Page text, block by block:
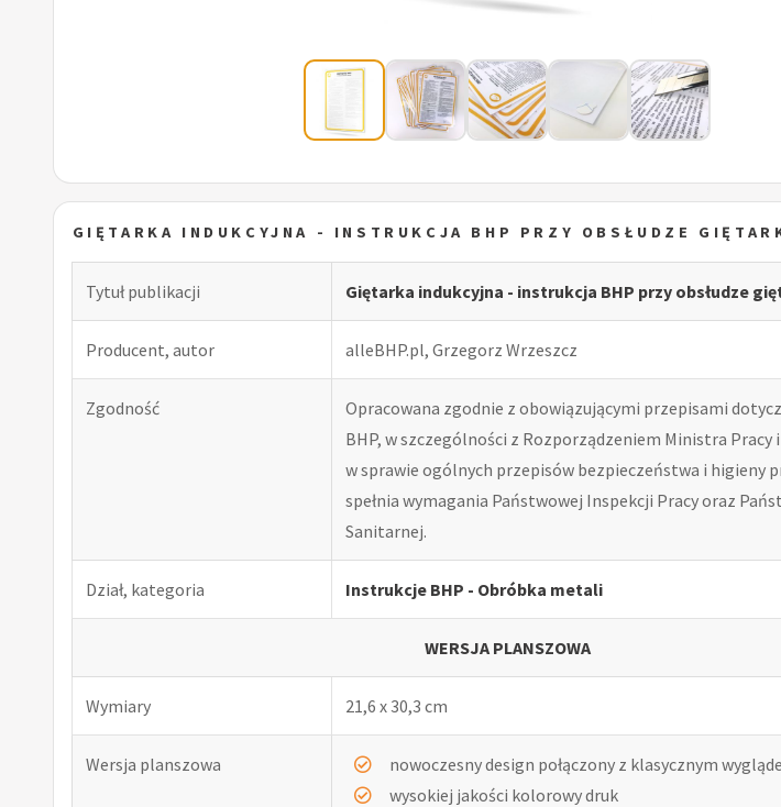
GIĘTARKA INDUKCYJNA - INSTRUKCJA BHP PRZY OBSŁUDZE
Tytuł publikacji Giętarka indukcyjna - instrukcja BHP przy obsłudze
Producent, autor alleBHP.pl, Grzegorz Wrzeszcz
Zgodność
Opracowana zgodnie z obowiązującymi przepisami
BHP, w szczególności z Rozporządzeniem Ministra
w sprawie ogólnych przepisów bezpieczeństwa i higieny
spełnia wymagania Państwowej Inspekcji Pracy oraz
Sanitarnej.
Dział, kategoria Instrukcje BHP - Obróbka metali
WERSJA PLANSZOWA
Wymiary 21,6 x 30,3 cm
Wersja planszowa
nowoczesny design połączony z klasycznym
wysokiej jakości kolorowy druk